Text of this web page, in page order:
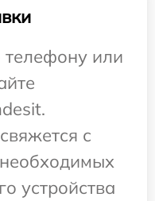
или
с
устройства